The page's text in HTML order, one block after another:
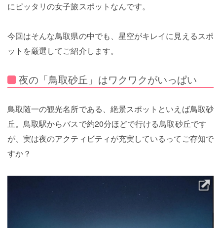
にピッタリの女子旅スポットなんです。
今回はそんな鳥取県の中でも、星空がキレイに見えるスポ
ットを厳選してご紹介します。
夜の「鳥取砂丘」はワクワクがいっぱい
鳥取随一の観光名所である、絶景スポットといえば鳥取砂
丘。鳥取駅からバスで約20分ほどで行ける鳥取砂丘です
が、実は夜のアクティビティが充実しているってご存知で
すか？